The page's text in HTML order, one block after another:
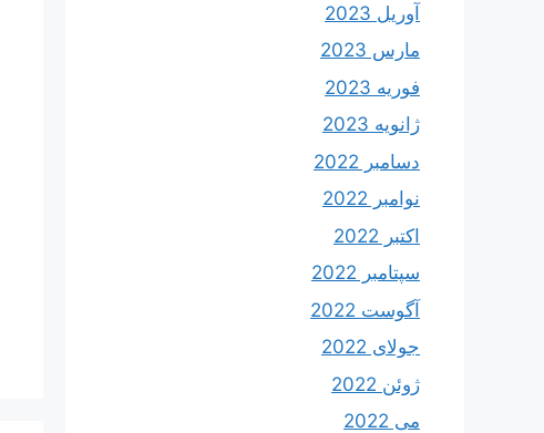
آوریل 2023
مارس 2023
فوریه 2023
ژانویه 2023
دسامبر 2022
نوامبر 2022
اکتبر 2022
سپتامبر 2022
آگوست 2022
جولای 2022
ژوئن 2022
می 2022